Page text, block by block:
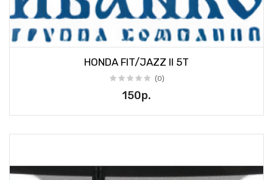
HONDA FIT/JAZZ II 5T
(0)
150р.